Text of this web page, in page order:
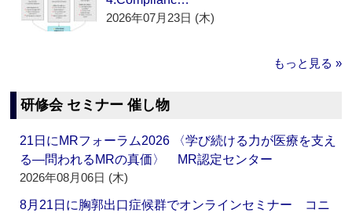
2026年07月23日 (木)
もっと見る »
研修会 セミナー 催し物
21日にMRフォーラム2026 〈学び続ける力が医療を支え
る―問われるMRの真価〉 MR認定センター
2026年08月06日 (木)
8月21日に胸郭出口症候群でオンラインセミナー コニ